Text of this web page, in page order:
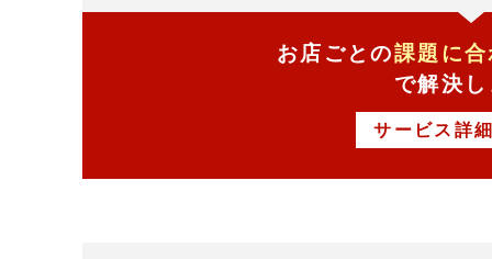
お店ごとの課題に
で解決
サービス詳